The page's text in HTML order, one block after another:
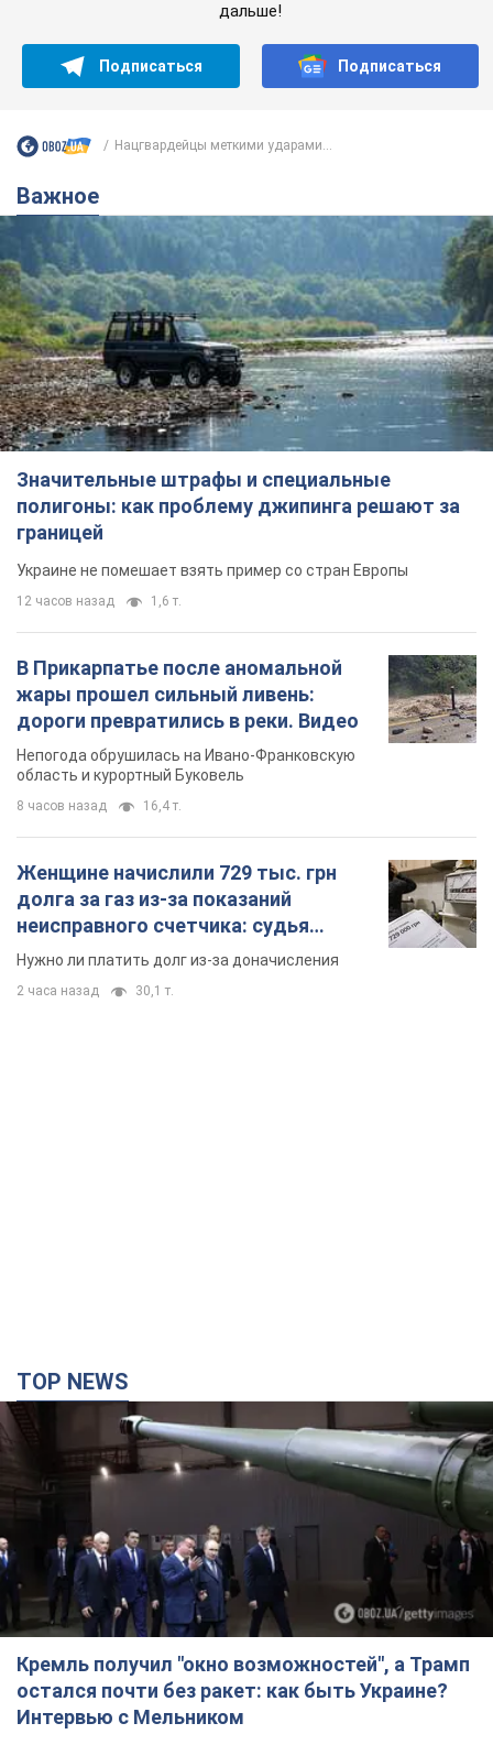
дальше!
Подписаться Подписаться
Нацгвардейцы меткими ударами...
Важное
Значительные штрафы и специальные
полигоны: как проблему джипинга решают за
границей
Украине не помешает взять пример со стран Европы
12 часов назад 1,6 т.
В Прикарпатье после аномальной
жары прошел сильный ливень:
дороги превратились в реки. Видео
Непогода обрушилась на Ивано-Франковскую
область и курортный Буковель
8 часов назад 16,4 т.
Женщине начислили 729 тыс. грн
долга за газ из-за показаний
неисправного счетчика: судья
вынес неожиданное решение
Нужно ли платить долг из-за доначисления
2 часа назад 30,1 т.
TOP NEWS
Кремль получил "окно возможностей", а Трамп
остался почти без ракет: как быть Украине?
Интервью с Мельником